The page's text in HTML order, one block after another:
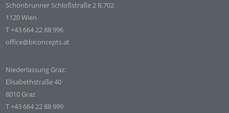
Schönbrunner Schloßstraße 2 B.702
1120 Wien
T +43 664 22 88 996
office@biconcepts.at
Niederlassung Graz:
Elisabethstraße 40
8010 Graz
T +43 664 22 88 999